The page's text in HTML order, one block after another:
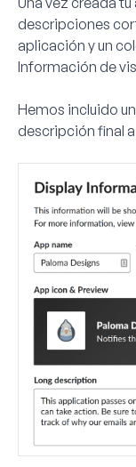
descripciones
aplicación y un
Información de
Hemos incluido
descripción final